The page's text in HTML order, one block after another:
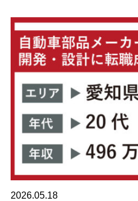
2026.05.18